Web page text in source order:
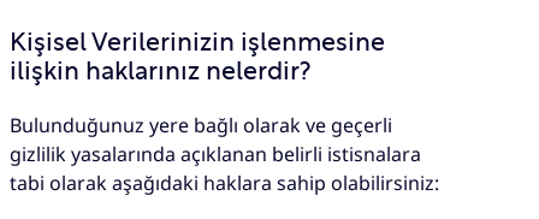
Kişisel Verilerinizin işlenmesine
ilişkin haklarınız nelerdir?
Bulunduğunuz yere bağlı olarak ve geçerli
gizlilik yasalarında açıklanan belirli istisnalara
tabi olarak aşağıdaki haklara sahip olabilirsiniz: